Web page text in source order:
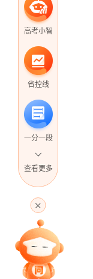
高考小智
省控线
一分一段
专家指导课
查看更多